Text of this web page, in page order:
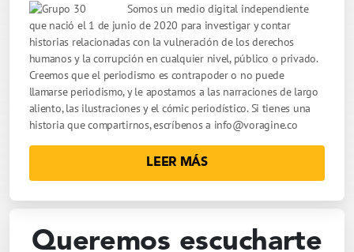
Somos un medio digital independiente
que nació el 1 de junio de 2020 para investigar y contar
historias relacionadas con la vulneración de los derechos
humanos y la corrupción en cualquier nivel, público o privado.
Creemos que el periodismo es contrapoder o no puede
llamarse periodismo, y le apostamos a las narraciones de largo
aliento, las ilustraciones y el cómic periodístico. Si tienes una
historia que compartirnos, escríbenos a info@voragine.co
LEER MÁS
Queremos escucharte